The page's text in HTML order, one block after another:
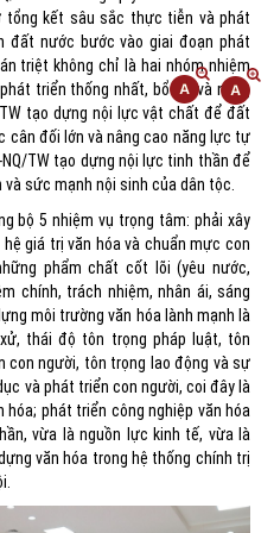
kết sâu sắc thực tiễn và phát
đất nước bước vào giai đoạn phát
triệt không chỉ là hai nhóm nhiệm
triển thống nhất, bổ trợ và nâng
tạo dựng nội lực vật chất để đất
cân đối lớn và nâng cao năng lực tự
TW tạo dựng nội lực tinh thần để
sức mạnh nội sinh của dân tộc.
bộ 5 nhiệm vụ trọng tâm: phải xây
giá trị văn hóa và chuẩn mực con
phẩm chất cốt lõi (yêu nước,
chính, trách nhiệm, nhân ái, sáng
môi trường văn hóa lành mạnh là
thái độ tôn trọng pháp luật, tôn
con người, tôn trọng lao động và sự
và phát triển con người, coi đây là
phát triển công nghiệp văn hóa
vừa là nguồn lực kinh tế, vừa là
văn hóa trong hệ thống chính trị